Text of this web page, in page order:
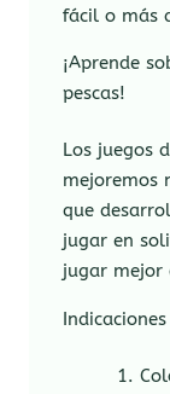
fácil o más
¡Aprende
pescas!
Los juegos
mejoremos
que
jugar en
jugar mejor